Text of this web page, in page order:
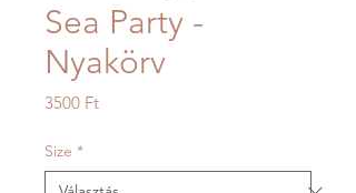
Sea Party -
Nyakörv
3500 FtÁr
Size *